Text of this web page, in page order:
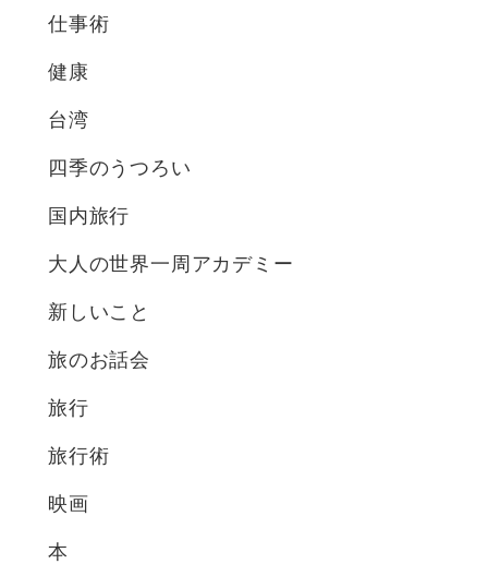
仕事術
健康
台湾
四季のうつろい
国内旅行
大人の世界一周アカデミー
新しいこと
旅のお話会
旅行
旅行術
映画
本